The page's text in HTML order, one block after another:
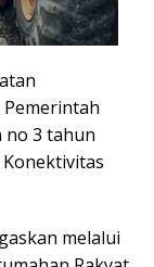
no 3 tahun
melalui